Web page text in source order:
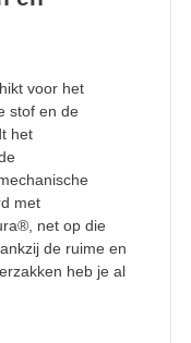
voor het
stof en de
het
met
net op die
de ruime en
heb je al